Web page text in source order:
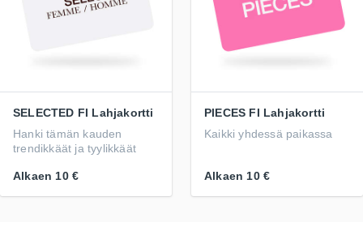
SELECTED FI Lahjakortti
Hanki tämän kauden
trendikkäät ja tyylikkäät
Alkaen 10 €
PIECES FI Lahjakortti
Kaikki yhdessä paikassa
Alkaen 10 €